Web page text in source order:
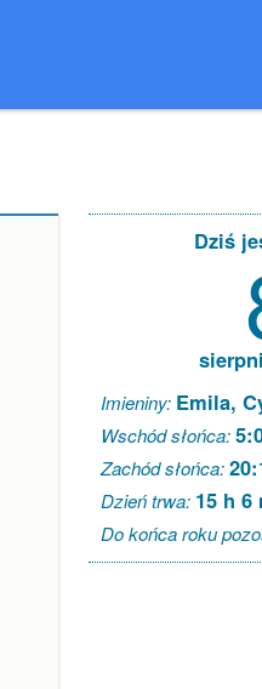
Dziś
Imieniny: Emila,
Wschód słońca:
Zachód słońca:
Dzień trwa: 15 h 6
Do końca roku